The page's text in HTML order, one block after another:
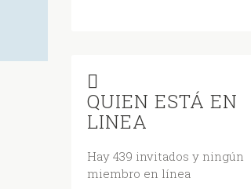
QUIEN ESTÁ EN
LINEA
Hay 439 invitados y ningún
miembro en línea